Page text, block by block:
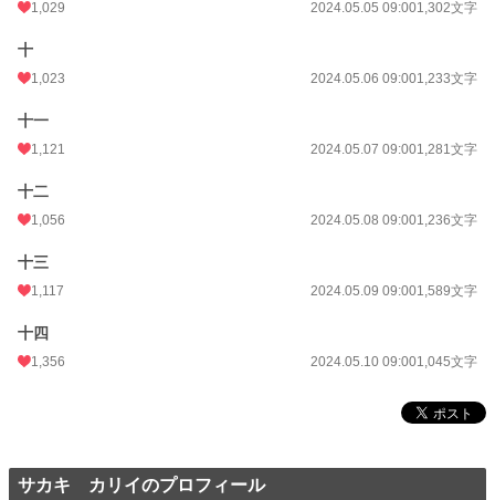
1,029 2024.05.05 09:001,302文字
十
1,023 2024.05.06 09:001,233文字
十一
1,121 2024.05.07 09:001,281文字
十二
1,056 2024.05.08 09:001,236文字
十三
1,117 2024.05.09 09:001,589文字
十四
1,356 2024.05.10 09:001,045文字
サカキ カリイのプロフィール